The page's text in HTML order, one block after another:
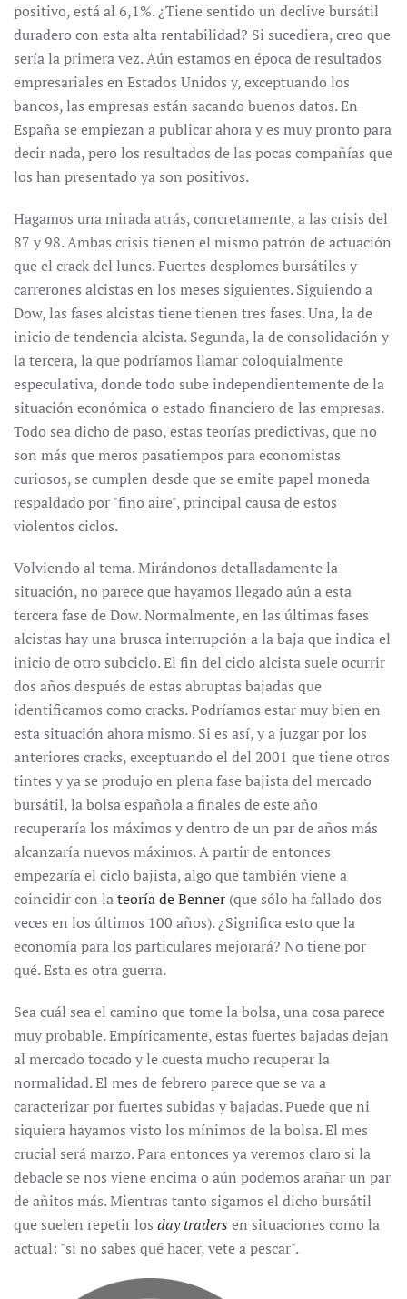
positivo, está al 6,1%. ¿Tiene sentido un declive bursátil
duradero con esta alta rentabilidad? Si sucediera, creo que
sería la primera vez. Aún estamos en época de resultados
empresariales en Estados Unidos y, exceptuando los
bancos, las empresas están sacando buenos datos. En
España se empiezan a publicar ahora y es muy pronto para
decir nada, pero los resultados de las pocas compañías que
los han presentado ya son positivos.
Hagamos una mirada atrás, concretamente, a las crisis del
87 y 98. Ambas crisis tienen el mismo patrón de actuación
que el crack del lunes. Fuertes desplomes bursátiles y
carrerones alcistas en los meses siguientes. Siguiendo a
Dow, las fases alcistas tiene tienen tres fases. Una, la de
inicio de tendencia alcista. Segunda, la de consolidación y
la tercera, la que podríamos llamar coloquialmente
especulativa, donde todo sube independientemente de la
situación económica o estado financiero de las empresas.
Todo sea dicho de paso, estas teorías predictivas, que no
son más que meros pasatiempos para economistas
curiosos, se cumplen desde que se emite papel moneda
respaldado por "fino aire", principal causa de estos
violentos ciclos.
Volviendo al tema. Mirándonos detalladamente la
situación, no parece que hayamos llegado aún a esta
tercera fase de Dow. Normalmente, en las últimas fases
alcistas hay una brusca interrupción a la baja que indica el
inicio de otro subciclo. El fin del ciclo alcista suele ocurrir
dos años después de estas abruptas bajadas que
identificamos como cracks. Podríamos estar muy bien en
esta situación ahora mismo. Si es así, y a juzgar por los
anteriores cracks, exceptuando el del 2001 que tiene otros
tintes y ya se produjo en plena fase bajista del mercado
bursátil, la bolsa española a finales de este año
recuperaría los máximos y dentro de un par de años más
alcanzaría nuevos máximos. A partir de entonces
empezaría el ciclo bajista, algo que también viene a
coincidir con lateoría de Benner (que sólo ha fallado dos
veces en los últimos 100 años). ¿Significa esto que la
economía para los particulares mejorará? No tiene por
qué. Esta es otra guerra.
Sea cuál sea el camino que tome la bolsa, una cosa parece
muy probable. Empíricamente, estas fuertes bajadas dejan
al mercado tocado y le cuesta mucho recuperar la
normalidad. El mes de febrero parece que se va a
caracterizar por fuertes subidas y bajadas. Puede que ni
siquiera hayamos visto los mínimos de la bolsa. El mes
crucial será marzo. Para entonces ya veremos claro si la
debacle se nos viene encima o aún podemos arañar un par
de añitos más. Mientras tanto sigamos el dicho bursátil
que suelen repetir los day traders en situaciones como la
actual: "si no sabes qué hacer, vete a pescar".